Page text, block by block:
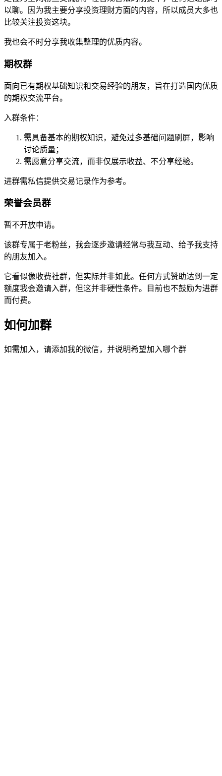
以聊。因为我主要分享投资理财方面的内容，所以成员大多也
比较关注投资这块。
我也会不时分享我收集整理的优质内容。
期权群
面向已有期权基础知识和交易经验的朋友，旨在打造国内优质
的期权交流平台。
入群条件：
需具备基本的期权知识，避免过多基础问题刷屏，影响
讨论质量；
需愿意分享交流，而非仅展示收益、不分享经验。
进群需私信提供交易记录作为参考。
荣誉会员群
暂不开放申请。
该群专属于老粉丝，我会逐步邀请经常与我互动、给予我支持
的朋友加入。
它看似像收费社群，但实际并非如此。任何方式赞助达到一定
额度我会邀请入群，但这并非硬性条件。目前也不鼓励为进群
而付费。
如何加群
如需加入，请添加我的微信，并说明希望加入哪个群